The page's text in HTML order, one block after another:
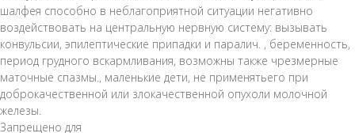
шалфея способно в неблагоприятной ситуации негативно
воздейство­вать на центральную нервную систему: вызывать
конвульсии, эпилептические припадки и паралич. , беременность,
период грудного вскармливания, возможны также чрезмерные
маточные спазмы., маленькие дети, не применятьего при
доброкачественной или злокачественной опухоли молочной
железы.
Запрещено для